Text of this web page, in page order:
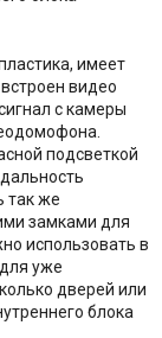
имеет
видео
с камеры
подсветкой
так же
замками для
использовать в
уже
дверей или
блока